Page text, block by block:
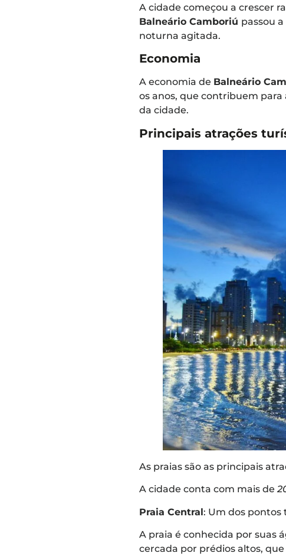
A cidade começou a crescer
Balneário Camboriú passou
noturna agitada.
Economia
A economia de Balneário
os anos, que contribuem para
da cidade.
Principais atrações
As praias são as principais
A cidade conta com mais de
Praia Central: Um dos pontos
A praia é conhecida por suas
cercada por prédios altos,